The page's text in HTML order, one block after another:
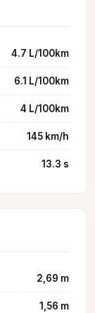
4.7 L/100km
6.1 L/100km
4 L/100km
145 km/h
13.3 s
2,69 m
1,56 m